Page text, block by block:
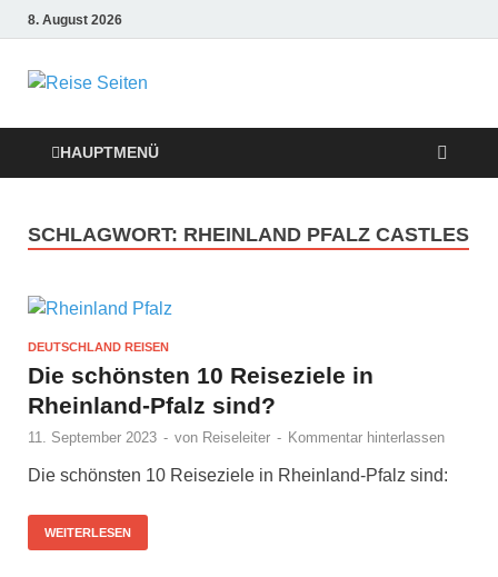
8. August 2026
Die besten
Reise-Webseiten
für Ihre perfekte
Reiseplanung
HAUPTMENÜ
SCHLAGWORT: RHEINLAND PFALZ CASTLES
DEUTSCHLAND REISEN
Die schönsten 10 Reiseziele in
Rheinland-Pfalz sind?
11. September 2023 - von Reiseleiter - Kommentar hinterlassen
Die schönsten 10 Reiseziele in Rheinland-Pfalz sind:
WEITERLESEN